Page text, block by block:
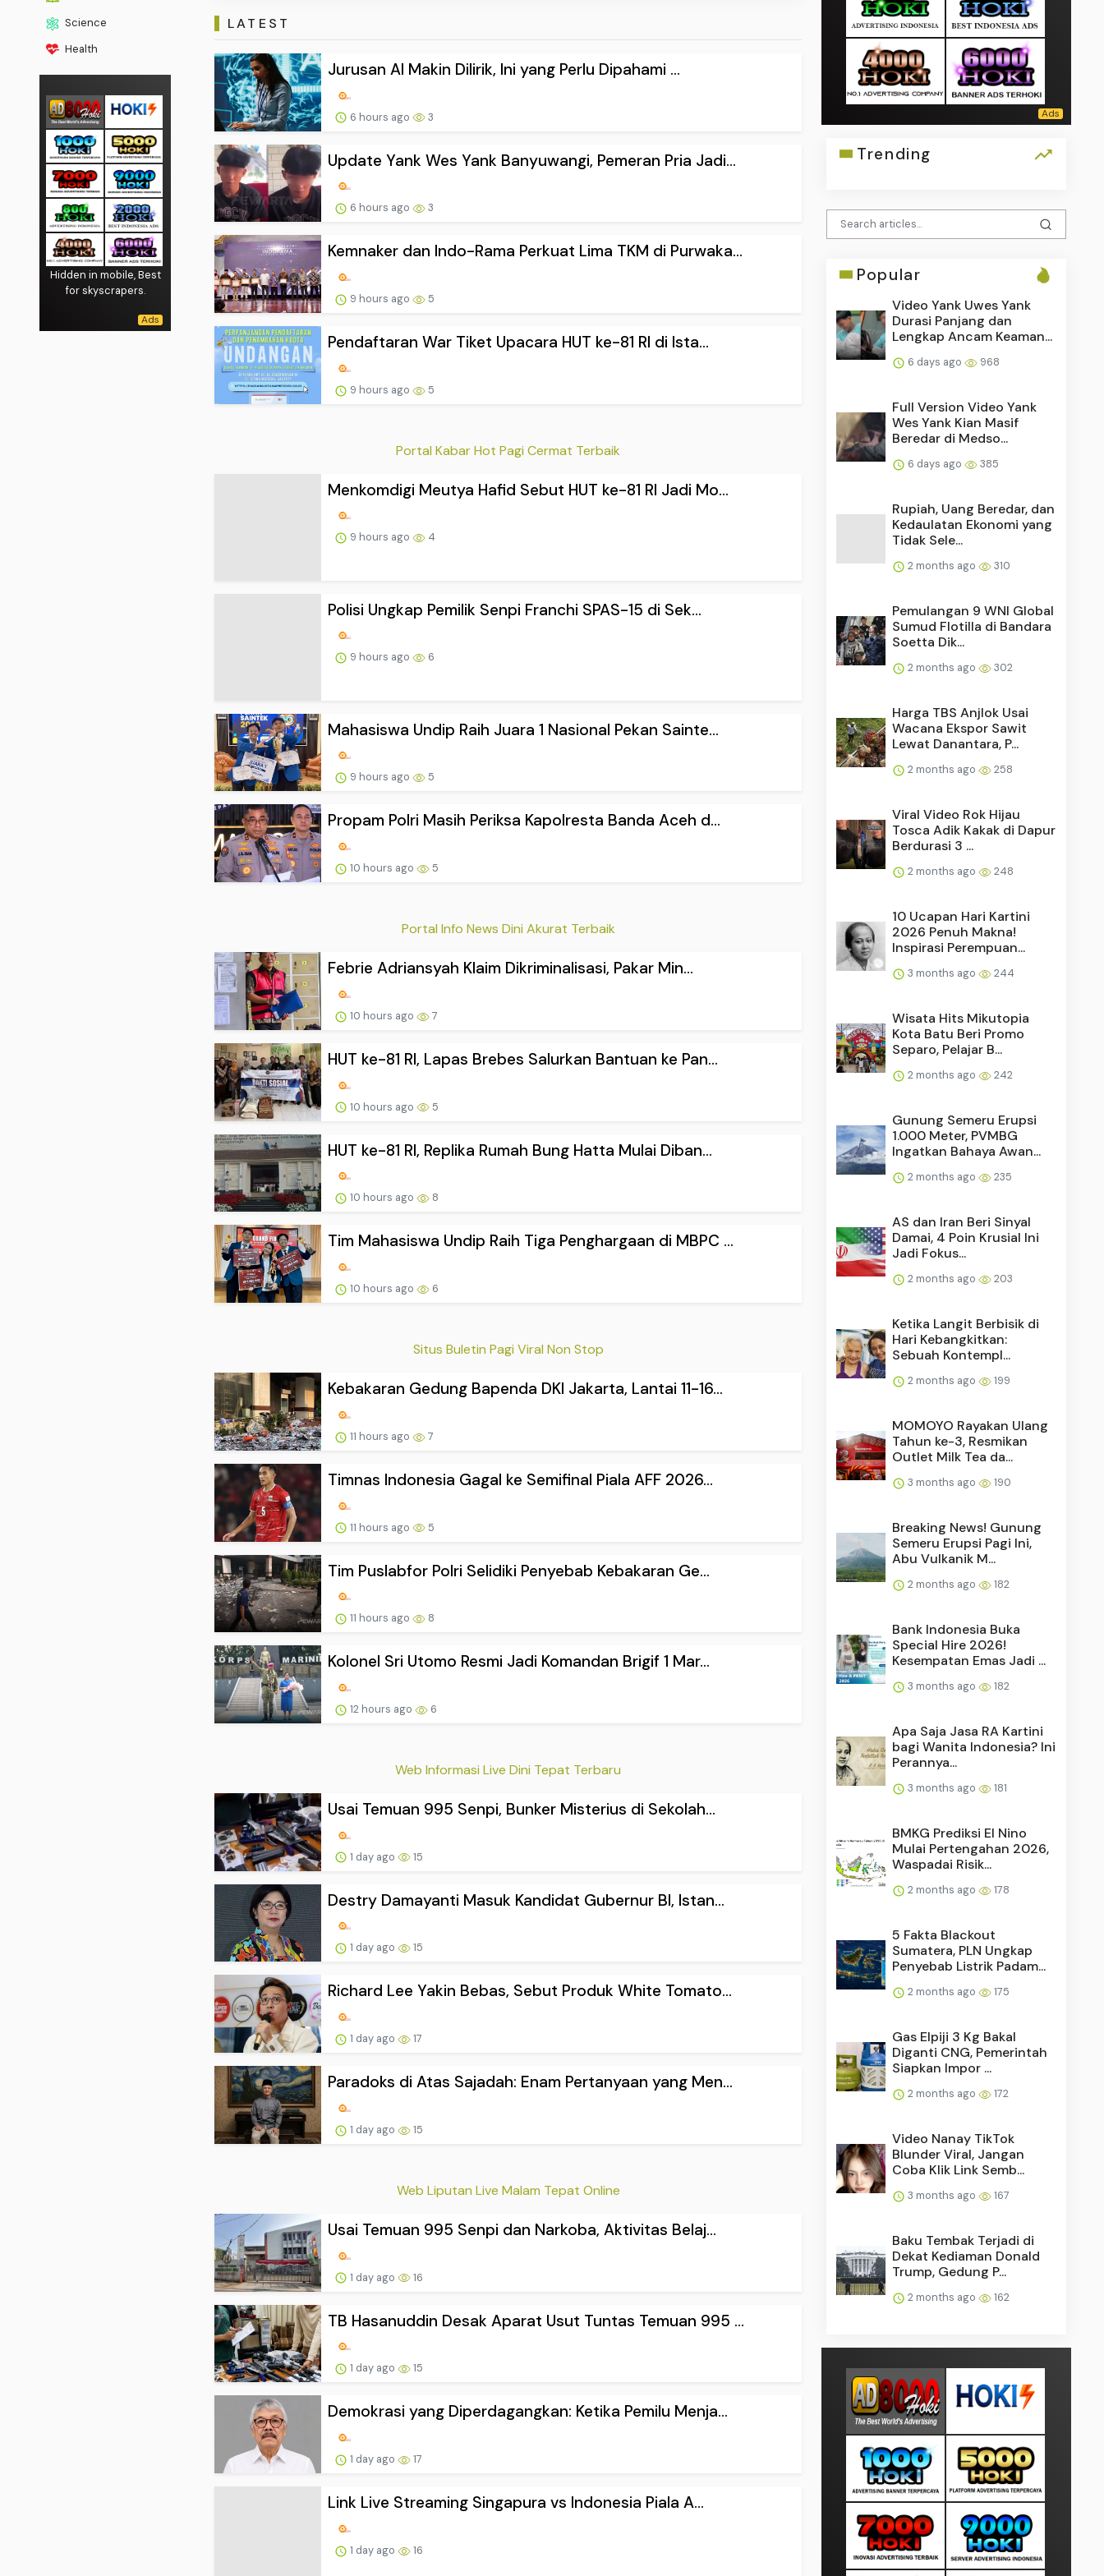
Science
Health
Hidden in mobile, Best
for skyscrapers.
LATEST
Jurusan AI Makin Dilirik, Ini yang Perlu Dipahami ...
6 hours ago 3
Update Yank Wes Yank Banyuwangi, Pemeran Pria Jadi...
6 hours ago 3
Kemnaker dan Indo-Rama Perkuat Lima TKM di Purwaka...
9 hours ago 5
Pendaftaran War Tiket Upacara HUT ke-81 RI di Ista...
9 hours ago 5
Portal Kabar Hot Pagi Cermat Terbaik
Menkomdigi Meutya Hafid Sebut HUT ke-81 RI Jadi Mo...
9 hours ago 4
Polisi Ungkap Pemilik Senpi Franchi SPAS-15 di Sek...
9 hours ago 6
Mahasiswa Undip Raih Juara 1 Nasional Pekan Sainte...
9 hours ago 5
Propam Polri Masih Periksa Kapolresta Banda Aceh d...
10 hours ago 5
Portal Info News Dini Akurat Terbaik
Febrie Adriansyah Klaim Dikriminalisasi, Pakar Min...
10 hours ago 7
HUT ke-81 RI, Lapas Brebes Salurkan Bantuan ke Pan...
10 hours ago 5
HUT ke-81 RI, Replika Rumah Bung Hatta Mulai Diban...
10 hours ago 8
Tim Mahasiswa Undip Raih Tiga Penghargaan di MBPC ...
10 hours ago 6
Situs Buletin Pagi Viral Non Stop
Kebakaran Gedung Bapenda DKI Jakarta, Lantai 11-16...
11 hours ago 7
Timnas Indonesia Gagal ke Semifinal Piala AFF 2026...
11 hours ago 5
Tim Puslabfor Polri Selidiki Penyebab Kebakaran Ge...
11 hours ago 8
Kolonel Sri Utomo Resmi Jadi Komandan Brigif 1 Mar...
12 hours ago 6
Web Informasi Live Dini Tepat Terbaru
Usai Temuan 995 Senpi, Bunker Misterius di Sekolah...
1 day ago 15
Destry Damayanti Masuk Kandidat Gubernur BI, Istan...
1 day ago 15
Richard Lee Yakin Bebas, Sebut Produk White Tomato...
1 day ago 17
Paradoks di Atas Sajadah: Enam Pertanyaan yang Men...
1 day ago 15
Web Liputan Live Malam Tepat Online
Usai Temuan 995 Senpi dan Narkoba, Aktivitas Belaj...
1 day ago 16
TB Hasanuddin Desak Aparat Usut Tuntas Temuan 995 ...
1 day ago 15
Demokrasi yang Diperdagangkan: Ketika Pemilu Menja...
1 day ago 17
Link Live Streaming Singapura vs Indonesia Piala A...
1 day ago 16
Trending
Popular
Video Yank Uwes Yank
Durasi Panjang dan
Lengkap Ancam Keaman...
6 days ago 968
Full Version Video Yank
Wes Yank Kian Masif
Beredar di Medso...
6 days ago 385
Rupiah, Uang Beredar, dan
Kedaulatan Ekonomi yang
Tidak Sele...
2 months ago 310
Pemulangan 9 WNI Global
Sumud Flotilla di Bandara
Soetta Dik...
2 months ago 302
Harga TBS Anjlok Usai
Wacana Ekspor Sawit
Lewat Danantara, P...
2 months ago 258
Viral Video Rok Hijau
Tosca Adik Kakak di Dapur
Berdurasi 3 ...
2 months ago 248
10 Ucapan Hari Kartini
2026 Penuh Makna!
Inspirasi Perempuan...
3 months ago 244
Wisata Hits Mikutopia
Kota Batu Beri Promo
Separo, Pelajar B...
2 months ago 242
Gunung Semeru Erupsi
1.000 Meter, PVMBG
Ingatkan Bahaya Awan...
2 months ago 235
AS dan Iran Beri Sinyal
Damai, 4 Poin Krusial Ini
Jadi Fokus...
2 months ago 203
Ketika Langit Berbisik di
Hari Kebangkitkan:
Sebuah Kontempl...
2 months ago 199
MOMOYO Rayakan Ulang
Tahun ke-3, Resmikan
Outlet Milk Tea da...
3 months ago 190
Breaking News! Gunung
Semeru Erupsi Pagi Ini,
Abu Vulkanik M...
2 months ago 182
Bank Indonesia Buka
Special Hire 2026!
Kesempatan Emas Jadi ...
3 months ago 182
Apa Saja Jasa RA Kartini
bagi Wanita Indonesia? Ini
Perannya...
3 months ago 181
BMKG Prediksi El Nino
Mulai Pertengahan 2026,
Waspadai Risik...
2 months ago 178
5 Fakta Blackout
Sumatera, PLN Ungkap
Penyebab Listrik Padam...
2 months ago 175
Gas Elpiji 3 Kg Bakal
Diganti CNG, Pemerintah
Siapkan Impor ...
2 months ago 172
Video Nanay TikTok
Blunder Viral, Jangan
Coba Klik Link Semb...
3 months ago 167
Baku Tembak Terjadi di
Dekat Kediaman Donald
Trump, Gedung P...
2 months ago 162